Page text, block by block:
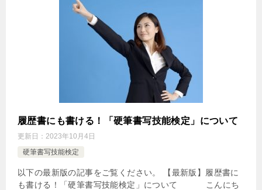
履歴書にも書ける！「硬筆書写技能検定」について
更新日： 2023年10月4日
硬筆書写技能検定
以下の最新版の記事をご覧ください。 【最新版】履歴書に
も書ける！「硬筆書写技能検定」について こんにち